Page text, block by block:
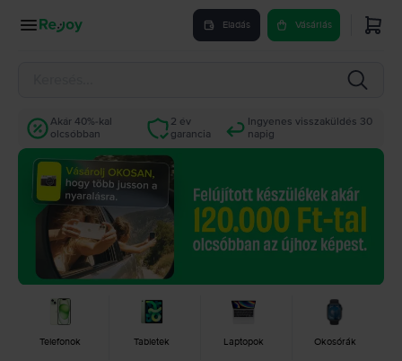
Eladás Vásárlás
Akár 40%-kal
olcsóbban
2 év
garancia
Ingyenes visszaküldés 30
napig
Telefonok Tabletek Laptopok Okosórák